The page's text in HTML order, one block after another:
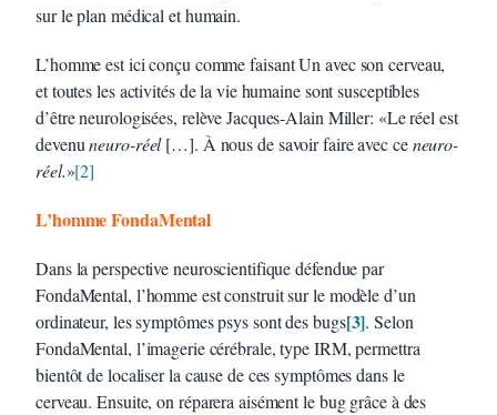
sur le plan médical et humain.
L’homme est ici conçu comme faisant Un avec son cerveau,
et toutes les activités de la vie humaine sont susceptibles
d’être neurologisées, relève Jacques-Alain Miller: «Le réel est
devenuneuro-réel[…]. À nous de savoir faire avec ceneuro-
réel.»[2]
L’homme FondaMental
Dans la perspective neuroscientifique défendue par
FondaMental, l’homme est construit sur le modèle d’un
ordinateur, les symptômes psys sont des bugs[3]. Selon
FondaMental, l’imagerie cérébrale, type IRM, permettra
bientôt de localiser la cause de ces symptômes dans le
cerveau. Ensuite, on réparera aisément le bug grâce à des